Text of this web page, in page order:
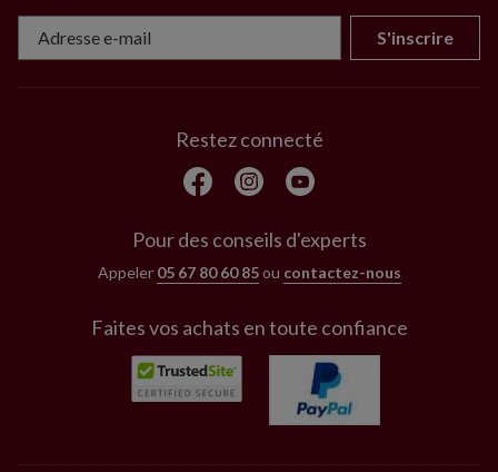
S'inscrire
Restez connecté
Pour des conseils d'experts
Appeler 05 67 80 60 85ou contactez-nous
Faites vos achats en toute confiance